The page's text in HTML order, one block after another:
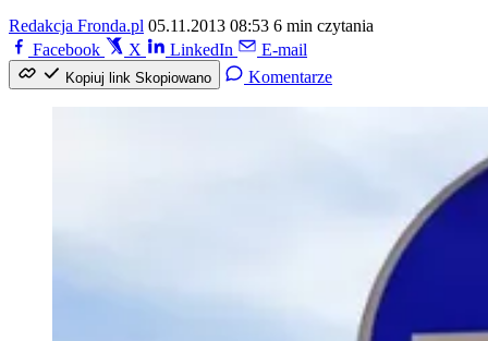
Redakcja Fronda.pl 05.11.2013 08:53 6 min czytania
Facebook
X LinkedIn E-mail
Kopiuj link Skopiowano Komentarze